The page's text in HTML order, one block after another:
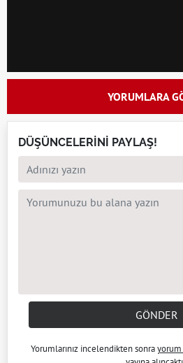
YORUMLARA
DÜŞÜNCELERİNİ PAYLAŞ!
GÖNDER
Yorumlarınız incelendikten sonrayorum